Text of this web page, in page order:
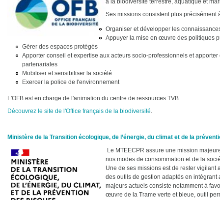
à la biodiversité terrestre, aquatique et
Ses missions consistent plus précisément
Organiser et développer les
Appuyer la mise en œuvre des politiques
Gérer des espaces protégés
Apporter conseil et expertise aux acteurs socio-professionnels et
partenariales
Mobiliser et sensibiliser la société
Exercer la police de l'environnement
L'OFB est en charge de l'animation du centre de ressources TVB.
Découvrez le site de l'Office français de la biodiversité.
Ministère de la Transition écologique, de l’énergie, du climat et de la
Le MTEECPR assure une mission
nos modes de consommation et de la
Une de ses missions est de rester
des outils de gestion adaptés en intégrant
majeurs actuels consiste notamment à
œuvre de la Trame verte et bleue, outil